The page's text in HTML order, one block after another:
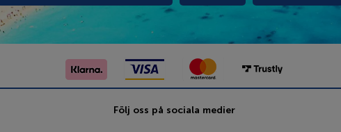
Följ oss på sociala medier